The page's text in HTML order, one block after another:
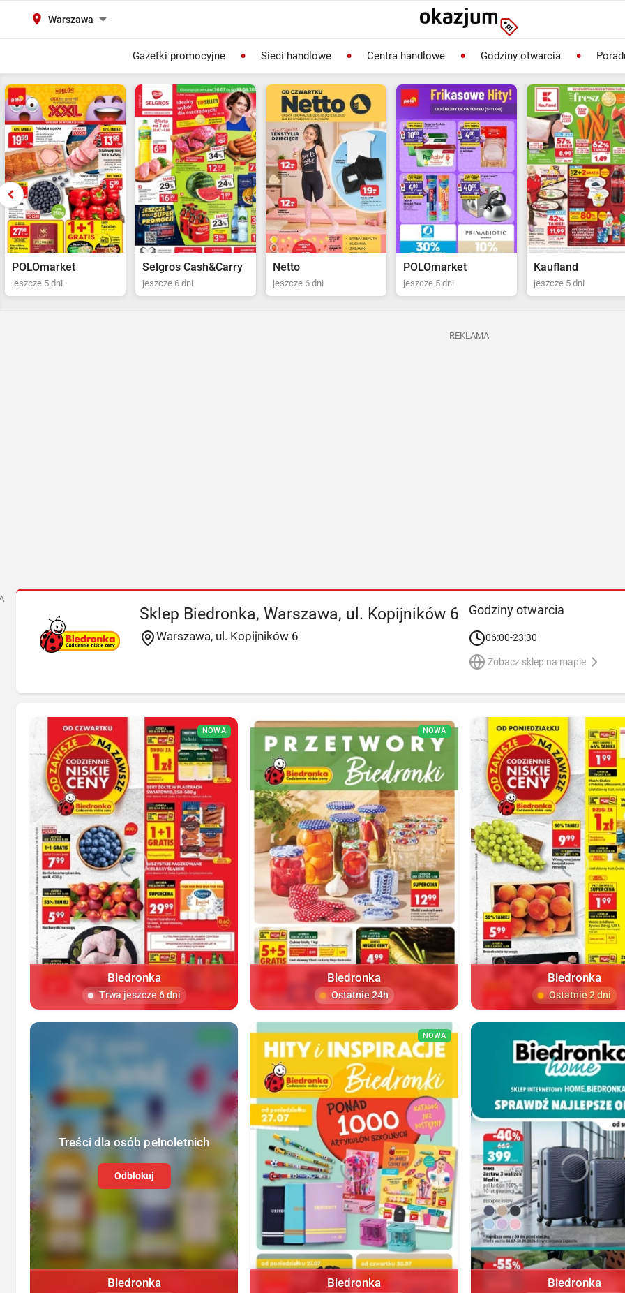
Warszawa
Gazetki promocyjne Sieci handlowe Centra handlowe Godziny otwarcia
Selgros Cash&Carry
jeszcze 6 dni
Netto
jeszcze 6 dni
POLOmarket
jeszcze 5 dni
Kaufland
jeszcze 5 dni
Biedronka
jeszcze 2 dni
REKLAMA
Sklep Biedronka, Warszawa, ul. Kopijników 6
Warszawa, ul. Kopijników 6
Godziny otwarcia
06:00-23:30
Zobacz sklep na mapie
NOWA
Biedronka
Trwa jeszcze 6 dni
NOWA
Biedronka
Ostatnie 24h
Biedronka
Ostatnie 2 dni
Treści dla osób pełnoletnich
Odblokuj
Biedronka
NOWA
Biedronka Biedronka